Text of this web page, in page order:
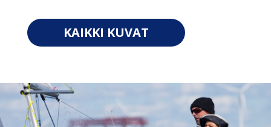
KAIKKI KUVAT